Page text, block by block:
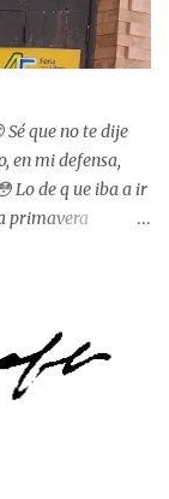
que no te dije
en mi defensa,
Lo de q ue iba a ir
primavera
sentada
. La poesía y el
del librito y yo
lago . Y del